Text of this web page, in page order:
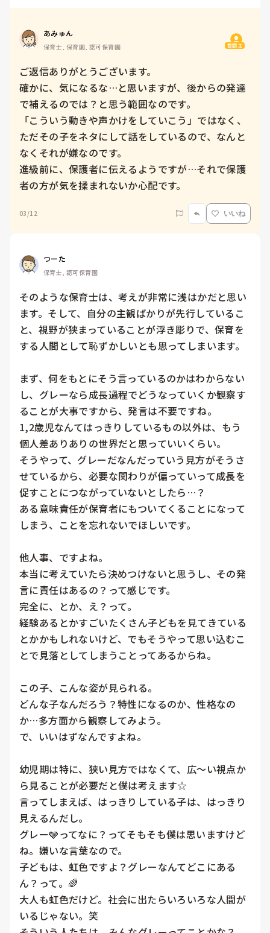
あみゅん
保育士, 保育園, 認可保育園 質問主
ご返信ありがとうございます。
確かに、気になるな…と思いますが、後からの発達
で補えるのでは？と思う範囲なのです。
「こういう動きや声かけをしていこう」ではなく、
ただその子をネタにして話をしているので、なんと
なくそれが嫌なのです。
進級前に、保護者に伝えるようですが…それで保護
者の方が気を揉まれないか心配です。
03/12 いいね
つーた
保育士, 認可保育園
そのような保育士は、考えが非常に浅はかだと思い
ます。そして、自分の主観ばかりが先行しているこ
と、視野が狭まっていることが浮き彫りで、保育を
する人間として恥ずかしいとも思ってしまいます。
まず、何をもとにそう言っているのかはわからない
し、グレーなら成長過程でどうなっていくか観察す
ることが大事ですから、発言は不要ですね。
1,2歳児なんてはっきりしているもの以外は、もう
個人差ありありの世界だと思っていいくらい。
そうやって、グレーだなんだっていう見方がそうさ
せているから、必要な関わりが偏っていって成長を
促すことにつながっていないとしたら…？
ある意味責任が保育者にもついてくることになって
しまう、ことを忘れないでほしいです。
他人事、ですよね。
本当に考えていたら決めつけないと思うし、その発
言に責任はあるの？って感じです。
完全に、とか、え？って。
経験あるとかすごいたくさん子どもを見てきている
とかかもしれないけど、でもそうやって思い込むこ
とで見落としてしまうことってあるからね。
この子、こんな姿が見られる。
どんな子なんだろう？特性になるのか、性格なの
か…多方面から観察してみよう。
で、いいはずなんですよね。
幼児期は特に、狭い見方ではなくて、広〜い視点か
ら見ることが必要だと僕は考えます☆
言ってしまえば、はっきりしている子は、はっきり
見えるんだし。
グレー🩶ってなに？ってそもそも僕は思いますけど
ね。嫌いな言葉なので。
子どもは、虹色ですよ？グレーなんてどこにある
ん？って。🌈
大人も虹色だけど。社会に出たらいろいろな人間が
いるじゃない。笑